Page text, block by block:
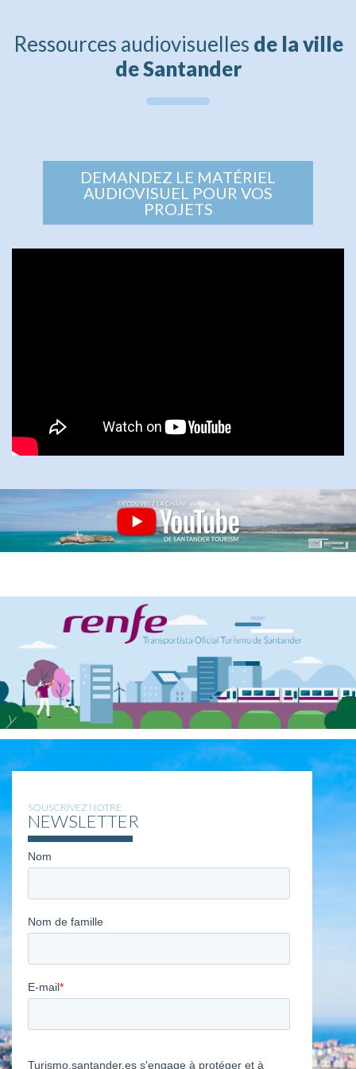
Ressources audiovisuelles de la ville
de Santander
DEMANDEZ LE MATÉRIEL
AUDIOVISUEL POUR VOS
PROJETS
SOUSCRIVEZ NOTRE
NEWSLETTER